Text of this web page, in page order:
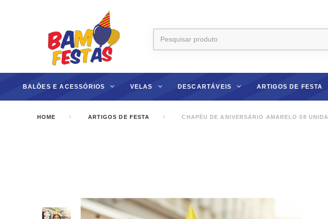
BALÕES E ACESSÓRIOS VELAS DESCARTÁVEIS ARTIGOS DE FESTA
HOME ARTIGOS DE FESTA CHAPÉU DE ANIVERSÁRIO AMARELO 08